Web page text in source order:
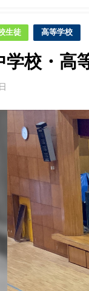
生徒 高等学校
学校・